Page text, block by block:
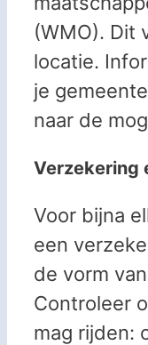
(WMO). Dit
locatie.
je
naar de
Verzekering
Voor bijna
een
de vorm
Controleer
mag rijden: